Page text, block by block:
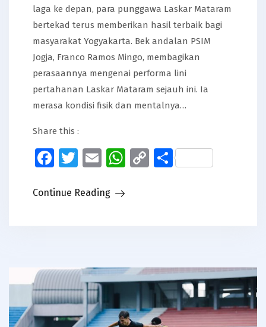
laga ke depan, para punggawa Laskar Mataram
bertekad terus memberikan hasil terbaik bagi
masyarakat Yogyakarta. Bek andalan PSIM
Jogja, Franco Ramos Mingo, membagikan
perasaannya mengenai performa lini
pertahanan Laskar Mataram sejauh ini. Ia
merasa kondisi fisik dan mentalnya…
Share this :
Facebook
Twitter
EmailWhatsApp
CopyShare
Continue Reading